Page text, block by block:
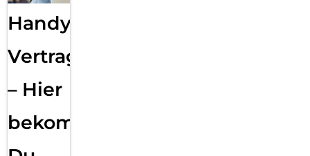
Handy
Vertragsabwicklung
– Hier
bekommst